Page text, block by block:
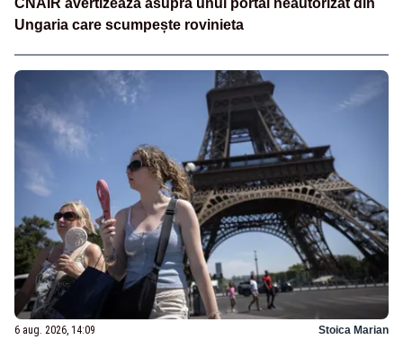
CNAIR avertizează asupra unui portal neautorizat din
Ungaria care scumpește rovinieta
6 aug. 2026, 14:09 Stoica Marian